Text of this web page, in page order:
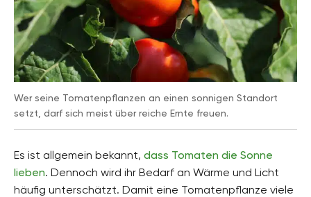
Wer seine Tomatenpflanzen an einen sonnigen Standort
setzt, darf sich meist über reiche Ernte freuen.
Es ist allgemein bekannt, dass Tomaten die Sonne
lieben. Dennoch wird ihr Bedarf an Wärme und Licht
häufig unterschätzt. Damit eine Tomatenpflanze viele